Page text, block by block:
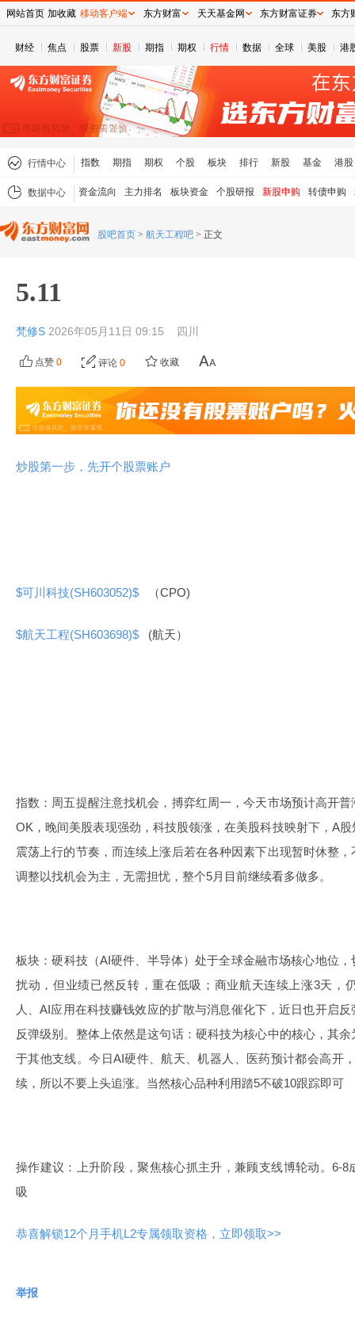
财经 焦点 股票 新股 期指 期权 行情 数据 全球 美股 港
行情中心 指数 期指 期权 个股 板块 排行 新股 基金 港股
数据中心 资金流向 主力排名 板块资金 个股研报 新股申购 转债申购
股吧首页 > 航天工程吧 > 正文
5.11
梵修S 2026年05月11日 09:15 四川
点赞 0 评论 0 收藏
炒股第一步，先开个股票账户
$可川科技(SH603052)$ （CPO)
$航天工程(SH603698)$ (航天）
指数：周五提醒注意找机会，搏弈红周一，今天市场预计高开
OK，晚间美股表现强劲，科技股领涨，在美股科技映射下，A
震荡上行的节奏，而连续上涨后若在各种因素下出现暂时休整
调整以找机会为主，无需担忧，整个5月目前继续看多做多。
板块：硬科技（AI硬件、半导体）处于全球金融市场核心地位
扰动，但业绩已然反转，重在低吸；商业航天连续上涨3天，
人、AI应用在科技赚钱效应的扩散与消息催化下，近日也开启
反弹级别。整体上依然是这句话：硬科技为核心中的核心，其
于其他支线。今日AI硬件、航天、机器人、医药预计都会高开
续，所以不要上头追涨。当然核心品种利用踏5不破10跟踪即可
操作建议：上升阶段，聚焦核心抓主升，兼顾支线博轮动。6-
吸
恭喜解锁12个月手机L2专属领取资格，立即领取>>
举报
网站首页 加收藏 移动客户端 东方财富 天天基金网 东方财富证券 东方